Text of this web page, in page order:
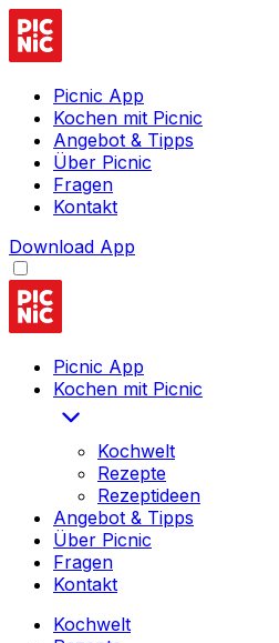
Picnic App
Kochen mit Picnic
Angebot & Tipps
Über Picnic
Fragen
Kontakt
Download App
Picnic App
Kochen mit Picnic
Kochwelt
Rezepte
Rezeptideen
Angebot & Tipps
Über Picnic
Fragen
Kontakt
Kochwelt